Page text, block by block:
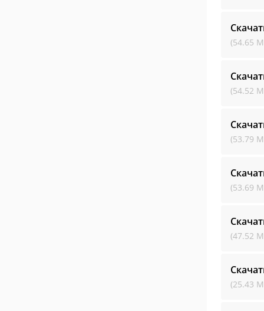
(54.65
(54.52
(53.79
(53.69
(47.52
(25.43